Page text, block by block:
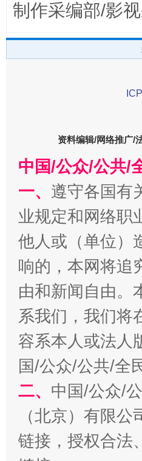
在谋一域中谋全局
习近平的博鳌关键词
制作采编部/影
资料编辑/网络推广/
中国/公众/公共/
一、 遵守各国有
业规定和网络职
他人或（单位）
响的，本网将追
由和新闻自由。
系我们，我们将
容系本人或法人
国/公众/公共/全
二、 中国/公众/
（北京）有限
链接，授权合法